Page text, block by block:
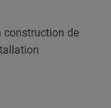
construction de